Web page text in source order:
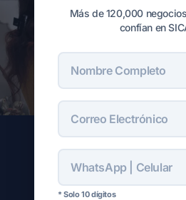
Más de 120,000
confían en
* Solo 10 dígitos